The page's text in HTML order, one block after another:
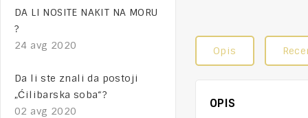
Opis
OPIS
DA LI NOSITE NAKIT NA MORU
?
24 avg 2020
Da li ste znali da postoji
„Ćilibarska soba“?
02 avg 2020